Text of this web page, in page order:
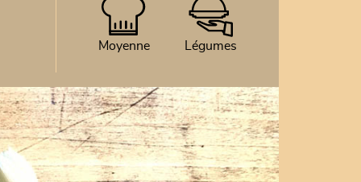
Moyenne Légumes